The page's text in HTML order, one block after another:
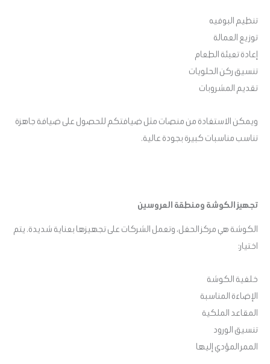
تنظيم البوفيه
توزيع العمالة
إعادة تعبئة الطعام
تنسيق ركن الحلويات
تقديم المشروبات
ويمكن الاستفادة من منصات مثل ضيافتكم للحصول على ضيافة جاهزة
تناسب مناسبات كبيرة بجودة عالية.
تجهيز الكوشة ومنطقة العروسين
الكوشة هي مركز الحفل، وتعمل الشركات على تجهيزها بعناية شديدة. يتم
اختيار:
خلفية الكوشة
الإضاءة المناسبة
المقاعد الملكية
تنسيق الورود
الممر المؤدي إليها